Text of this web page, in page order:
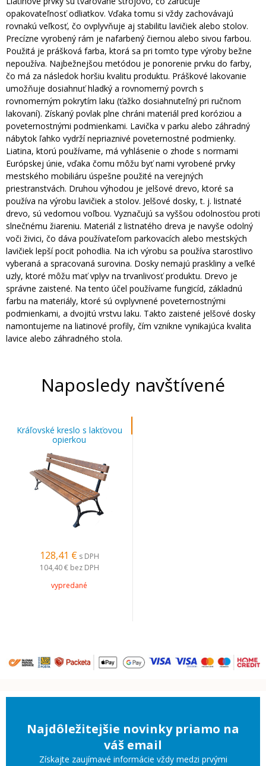
opakovateľnosť odliatkov. Vďaka tomu si vždy zachovávajú
rovnakú veľkosť, čo ovplyvňuje aj stabilitu lavičiek alebo stolov.
Precízne vyrobený rám je nafarbený čiernou alebo sivou farbou.
Použitá je prášková farba, ktorá sa pri tomto type výroby bežne
nepoužíva. Najbežnejšou metódou je ponorenie prvku do farby,
čo má za následok horšiu kvalitu produktu. Práškové lakovanie
umožňuje dosiahnuť hladký a rovnomerný povrch s
rovnomerným pokrytím laku (ťažko dosiahnuteľný pri ručnom
lakovaní). Získaný povlak plne chráni materiál pred koróziou a
poveternostnými podmienkami. Lavička v parku alebo záhradný
nábytok ľahko vydrží nepriaznivé poveternostné podmienky.
Liatina, ktorú používame, má vyhlásenie o zhode s normami
Európskej únie, vďaka čomu môžu byť nami vyrobené prvky
mestského mobiliáru úspešne použité na verejných
priestranstvách. Druhou výhodou je jelšové drevo, ktoré sa
používa na výrobu lavičiek a stolov. Jelšové dosky, t. j. listnaté
drevo, sú vedomou voľbou. Vyznačujú sa vyššou odolnosťou proti
slnečnému žiareniu. Materiál z listnatého dreva je navyše odolný
voči živici, čo dáva používateľom parkovacích alebo mestských
lavičiek lepší pocit pohodlia. Na ich výrobu sa používa starostlivo
vyberaná a spracovaná surovina. Dosky nemajú praskliny a veľké
uzly, ktoré môžu mať vplyv na trvanlivosť produktu. Drevo je
správne zaistené. Na tento účel používame fungicíd, základnú
farbu na materiály, ktoré sú ovplyvnené poveternostnými
podmienkami, a dvojitú vrstvu laku. Takto zaistené jelšové dosky
namontujeme na liatinové profily, čím vznikne vynikajúca kvalita
lavice alebo záhradného stola.
Naposledy navštívené
Kráľovské kreslo s lakťovou
opierkou
128,41 € s DPH
104,40 € bez DPH
vypredané
Najdôležitejšie novinky priamo na
váš email
Získajte zaujímavé informácie vždy medzi prvými